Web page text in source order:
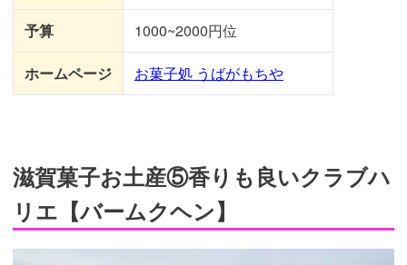
予算 1000~2000円位
ホームページ お菓子処 うばがもちや
滋賀菓子お土産⑤香りも良いクラブハ
リエ【バームクヘン】